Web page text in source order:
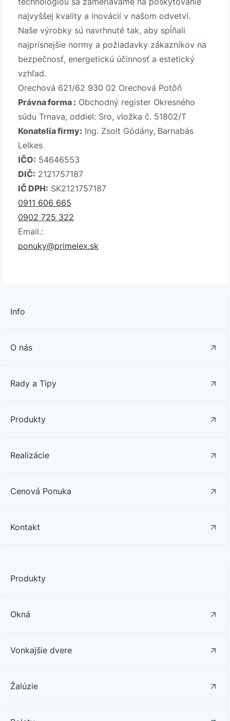
najvyššej kvality a inovácií v našom odvetví.
Naše výrobky sú navrhnuté tak, aby spĺňali
najprísnejšie normy a požiadavky zákazníkov na
bezpečnosť, energetickú účinnosť a estetický
vzhľad.
Orechová 621/62 930 02 Orechová Potôň
Právna forma : Obchodný register Okresného
súdu Trnava, oddiel: Sro, vložka č. 51802/T
Konatelia firmy: Ing. Zsolt Gódány, Barnabás
Lelkes
IČO: 54646553
DIČ: 2121757187
IČ DPH: SK2121757187
0911 606 665
0902 725 322
Email.:
ponuky@primelex.sk
Info
O nás
Rady a Tipy
Produkty
Realizácie
Cenová Ponuka
Kontakt
Produkty
Okná
Vonkajšie dvere
Žalúzie